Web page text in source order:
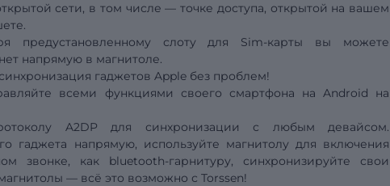
сети, в том числе — точке доступа, открытой на вашем
предустановленному слоту для Sim-карты вы можете
напрямую в магнитоле.
синхронизация гаджетов Apple без проблем!
всеми функциями своего смартфона на Android на
A2DP для синхронизации с любым девайсом.
гаджета напрямую, используйте магнитолу для включения
звонке, как bluetooth-гарнитуру, синхронизируйте свои
— всё это возможно с Torssen!